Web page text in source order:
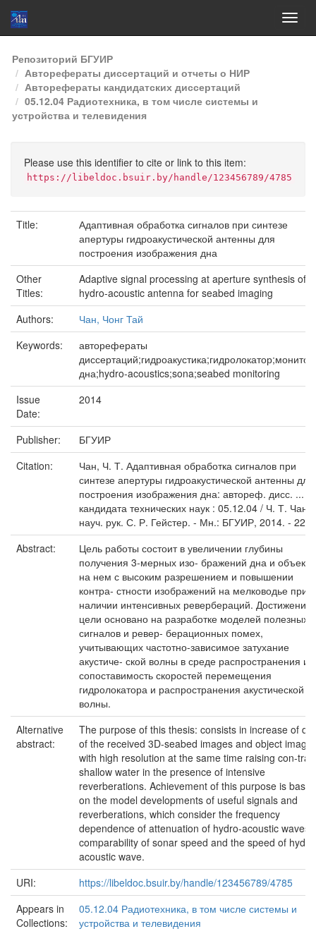
Skip
navigation
Репозиторий БГУИР
Авторефераты диссертаций и отчеты о НИР
Авторефераты кандидатских диссертаций
05.12.04 Радиотехника, в том числе системы и
устройства и телевидения
Please use this identifier to cite or link to this item:
https://libeldoc.bsuir.by/handle/123456789/4785
Title:
Адаптивная обработка сигналов при синтезе
апертуры гидроакустической антенны для
построения изображения дна
Other
Titles:
Adaptive signal processing at aperture synthesis of
hydro-acoustic antenna for seabed imaging
Authors:
Чан, Чонг Тай
Keywords:
авторефераты
дна;hydro-acoustics;sona;seabed monitoring
Issue
Date:
2014
Publisher:
БГУИР
Citation:
Чан, Ч. Т. Адаптивная обработка сигналов при
синтезе апертуры гидроакустической антенны для
построения изображения дна: автореф. дисс. ...
кандидата технических наук : 05.12.04 / Ч. Т. Чан ;
науч. рук. С. Р. Гейстер. - Мн.: БГУИР, 2014. - 22 с.
Abstract:
Цель работы состоит в увеличении глубины
получения 3-мерных изо- бражений дна и
на нем с высоким разрешением и повышении
контра- стности изображений на мелководье при
наличии интенсивных ревербераций. Достижение
цели основано на разработке моделей полезных
сигналов и ревер- берационных помех,
учитывающих частотно-зависимое затухание
акустиче- ской волны в среде распространения и
сопоставимость скоростей перемещения
гидролокатора и распространения акустической
волны.
Alternative
abstract:
The purpose of this thesis: consists in increase of
of the received 3D-seabed images and object
with high resolution at the same time raising con-
shallow water in the presence of intensive
reverberations. Achievement of this purpose is based
on the model developments of useful signals and
reverberations, which consider the frequency
dependence of attenuation of hydro-acoustic waves,
comparability of sonar speed and the speed of
acoustic wave.
URI:
https://libeldoc.bsuir.by/handle/123456789/4785
Appears in
Collections:
05.12.04 Радиотехника, в том числе системы и
устройства и телевидения